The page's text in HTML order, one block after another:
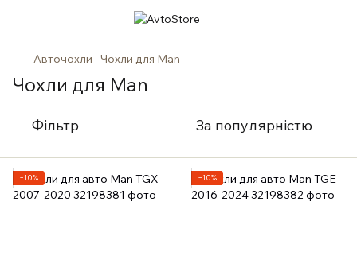
Авточохли Чохли для Man
Чохли для Man
Фільтр За популярністю
−10% −10%